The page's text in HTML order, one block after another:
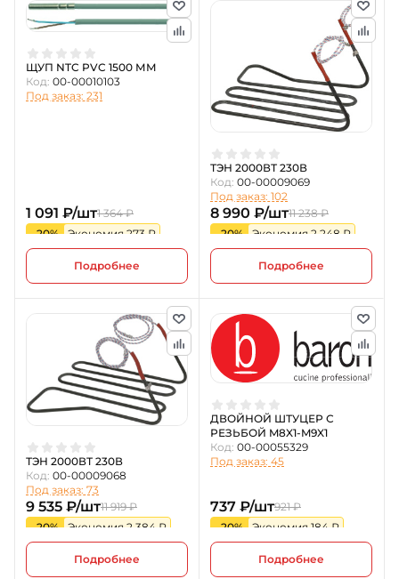
ЩУП NTC PVC 1500 ММ
Код: 00-00010103
Под заказ: 231
1 091 ₽/шт1 364 ₽
-20%
Экономия 273 ₽
Подробнее
ТЭН 2000ВТ 230В
Код: 00-00009069
Под заказ: 102
8 990 ₽/шт11 238 ₽
-20%
Экономия 2 248 ₽
Подробнее
ТЭН 2000ВТ 230В
Код: 00-00009068
Под заказ: 73
9 535 ₽/шт11 919 ₽
-20%
Экономия 2 384 ₽
Подробнее
ДВОЙНОЙ ШТУЦЕР С
РЕЗЬБОЙ M8X1-M9X1
Код: 00-00055329
Под заказ: 45
737 ₽/шт921 ₽
-20%
Экономия 184 ₽
Подробнее